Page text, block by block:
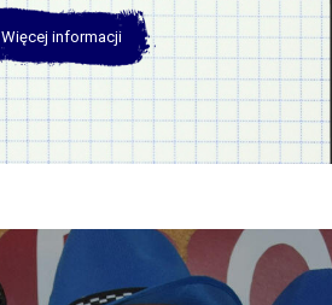
Więcej informacji